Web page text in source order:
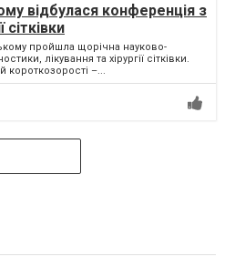
відбулася конференція з
сітківки
пройшла щорічна науково-
лікування та хірургії сітківки.
–...